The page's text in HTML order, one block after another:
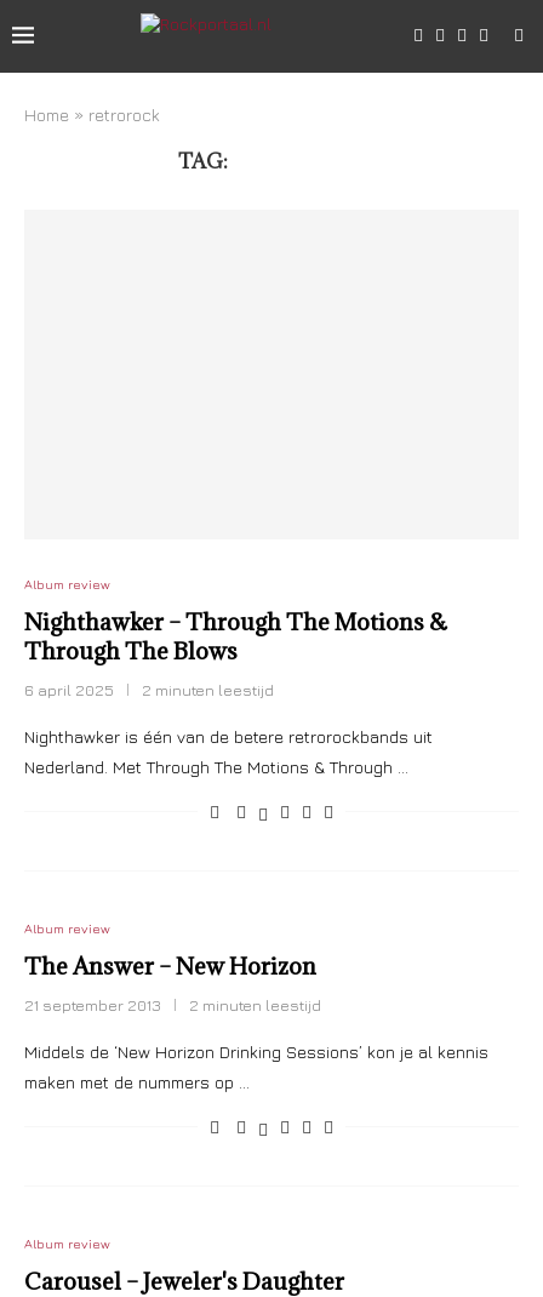
Home » retrorock
TAG:
Album review
Nighthawker – Through The Motions &
Through The Blows
6 april 2025 2 minuten leestijd
Nighthawker is één van de betere retrorockbands uit
Nederland. Met Through The Motions & Through …
Album review
The Answer – New Horizon
21 september 2013 2 minuten leestijd
Middels de ‘New Horizon Drinking Sessions’ kon je al kennis
maken met de nummers op …
Album review
Carousel – Jeweler's Daughter